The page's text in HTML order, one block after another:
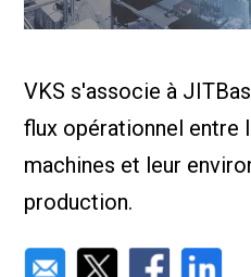
VKS s'associe à
flux opérationnel entre
machines et leur
production.